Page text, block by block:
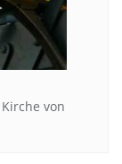
von